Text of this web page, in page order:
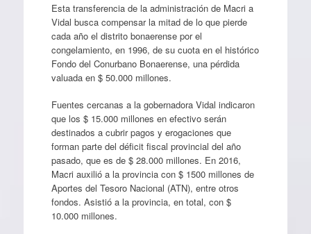
Esta transferencia de la administración de Macri a
Vidal busca compensar la mitad de lo que pierde
cada año el distrito bonaerense por el
congelamiento, en 1996, de su cuota en el histórico
Fondo del Conurbano Bonaerense, una pérdida
valuada en $ 50.000 millones.
Fuentes cercanas a la gobernadora Vidal indicaron
que los $ 15.000 millones en efectivo serán
destinados a cubrir pagos y erogaciones que
forman parte del déficit fiscal provincial del año
pasado, que es de $ 28.000 millones. En 2016,
Macri auxilió a la provincia con $ 1500 millones de
Aportes del Tesoro Nacional (ATN), entre otros
fondos. Asistió a la provincia, en total, con $
10.000 millones.